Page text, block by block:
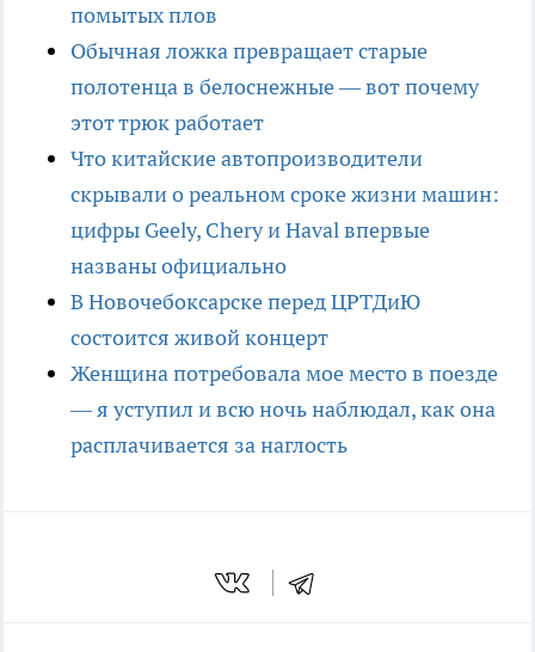
помытых плов
Обычная ложка превращает старые
полотенца в белоснежные — вот почему
этот трюк работает
Что китайские автопроизводители
скрывали о реальном сроке жизни машин:
цифры Geely, Chery и Haval впервые
названы официально
В Новочебоксарске перед ЦРТДиЮ
состоится живой концерт
Женщина потребовала мое место в поезде
— я уступил и всю ночь наблюдал, как она
расплачивается за наглость